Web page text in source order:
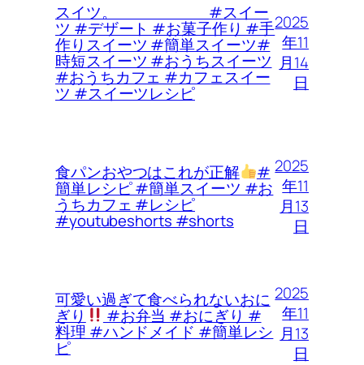
スイツ。 #スイー
ツ #デザート #お菓子作り #手
作りスイーツ #簡単スイーツ#
時短スイーツ #おうちスイーツ
#おうちカフェ #カフェスイー
ツ #スイーツレシピ
2025
年11
月14
日
食パンおやつはこれが正解 #
簡単レシピ #簡単スイーツ #お
うちカフェ #レシピ
#youtubeshorts #shorts
2025
年11
月13
日
可愛い過ぎて食べられないおに
ぎり #お弁当 #おにぎり #
料理 #ハンドメイド #簡単レシ
ピ
2025
年11
月13
日